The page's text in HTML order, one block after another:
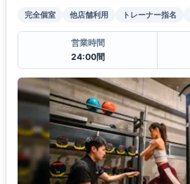
完全個室 他店舗利用 トレーナー指名
営業時間
24:00間